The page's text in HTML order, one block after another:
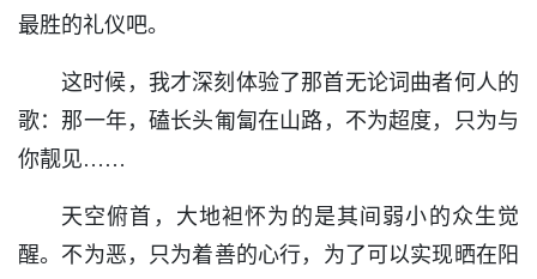
最胜的礼仪吧。
这时候，我才深刻体验了那首无论词曲者何人的
歌：那一年，磕长头匍匐在山路，不为超度，只为与
你靓见……
天空俯首，大地袒怀为的是其间弱小的众生觉
醒。不为恶，只为着善的心行，为了可以实现晒在阳